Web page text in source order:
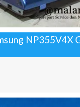
NP355V4X